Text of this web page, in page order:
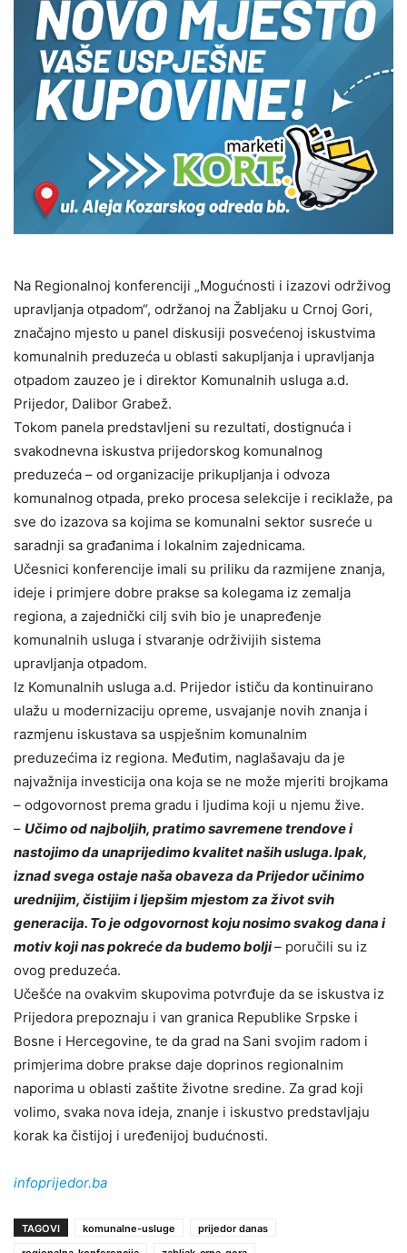
Na Regionalnoj konferenciji „Mogućnosti i izazovi održivog
upravljanja otpadom“, održanoj na Žabljaku u Crnoj Gori,
značajno mjesto u panel diskusiji posvećenoj iskustvima
komunalnih preduzeća u oblasti sakupljanja i upravljanja
otpadom zauzeo je i direktor Komunalnih usluga a.d.
Prijedor, Dalibor Grabež.
Tokom panela predstavljeni su rezultati, dostignuća i
svakodnevna iskustva prijedorskog komunalnog
preduzeća – od organizacije prikupljanja i odvoza
komunalnog otpada, preko procesa selekcije i reciklaže, pa
sve do izazova sa kojima se komunalni sektor susreće u
saradnji sa građanima i lokalnim zajednicama.
Učesnici konferencije imali su priliku da razmijene znanja,
ideje i primjere dobre prakse sa kolegama iz zemalja
regiona, a zajednički cilj svih bio je unapređenje
komunalnih usluga i stvaranje održivijih sistema
upravljanja otpadom.
Iz Komunalnih usluga a.d. Prijedor ističu da kontinuirano
ulažu u modernizaciju opreme, usvajanje novih znanja i
razmjenu iskustava sa uspješnim komunalnim
preduzećima iz regiona. Međutim, naglašavaju da je
najvažnija investicija ona koja se ne može mjeriti brojkama
– odgovornost prema gradu i ljudima koji u njemu žive.
– Učimo od najboljih, pratimo savremene trendove i
nastojimo da unaprijedimo kvalitet naših usluga. Ipak,
iznad svega ostaje naša obaveza da Prijedor učinimo
urednijim, čistijim i ljepšim mjestom za život svih
generacija. To je odgovornost koju nosimo svakog dana i
motiv koji nas pokreće da budemo bolji– poručili su iz
ovog preduzeća.
Učešće na ovakvim skupovima potvrđuje da se iskustva iz
Prijedora prepoznaju i van granica Republike Srpske i
Bosne i Hercegovine, te da grad na Sani svojim radom i
primjerima dobre prakse daje doprinos regionalnim
naporima u oblasti zaštite životne sredine. Za grad koji
volimo, svaka nova ideja, znanje i iskustvo predstavljaju
korak ka čistijoj i uređenijoj budućnosti.
infoprijedor.ba
TAGOVI komunalne-usluge
prijedor danas